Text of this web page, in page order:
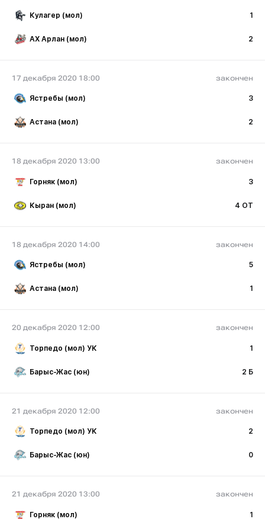
Кулагер (мол) 1
АХ Арлан (мол) 2
17 декабря 2020 18:00 закончен
Ястребы (мол) 3
Астана (мол) 2
18 декабря 2020 13:00 закончен
Горняк (мол) 3
Кыран (мол) 4 ОТ
18 декабря 2020 14:00 закончен
Ястребы (мол) 5
Астана (мол) 1
20 декабря 2020 12:00 закончен
Торпедо (мол) УК 1
Барыс-Жас (юн) 2 Б
21 декабря 2020 12:00 закончен
Торпедо (мол) УК 2
Барыс-Жас (юн) 0
21 декабря 2020 13:00 закончен
Горняк (мол) 1